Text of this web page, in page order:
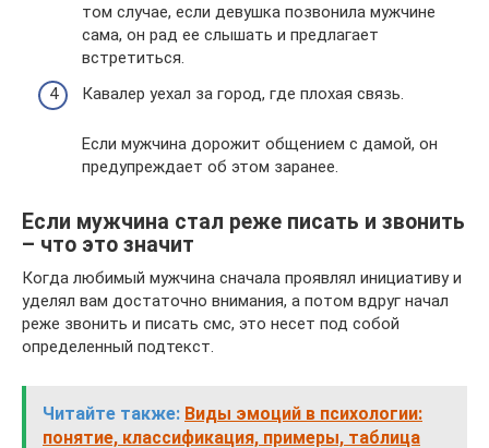
том случае, если девушка позвонила мужчине
сама, он рад ее слышать и предлагает
встретиться.
Кавалер уехал за город, где плохая связь.
Если мужчина дорожит общением с дамой, он
предупреждает об этом заранее.
Если мужчина стал реже писать и звонить
– что это значит
Когда любимый мужчина сначала проявлял инициативу и
уделял вам достаточно внимания, а потом вдруг начал
реже звонить и писать смс, это несет под собой
определенный подтекст.
Читайте также: Виды эмоций в психологии:
понятие, классификация, примеры, таблица